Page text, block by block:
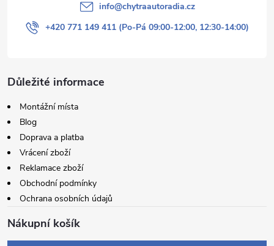
info@chytraautoradia.cz
+420 771 149 411 (Po-Pá 09:00-12:00, 12:30-14:00)
Důležité informace
Montážní místa
Blog
Doprava a platba
Vrácení zboží
Reklamace zboží
Obchodní podmínky
Ochrana osobních údajů
Nákupní košík